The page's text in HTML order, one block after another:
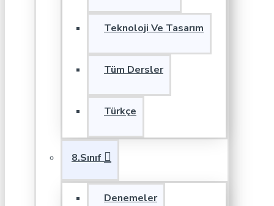
Teknoloji Ve Tasarım
Tüm Dersler
Türkçe
8.Sınıf
Denemeler